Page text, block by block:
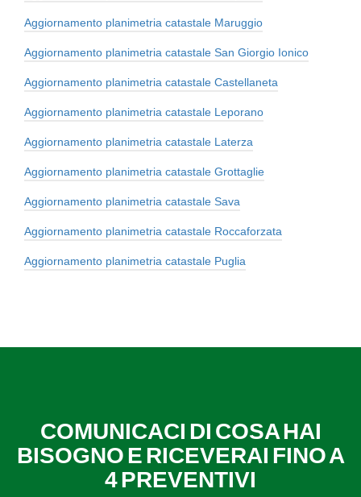
Aggiornamento planimetria catastale Maruggio
Aggiornamento planimetria catastale San Giorgio Ionico
Aggiornamento planimetria catastale Castellaneta
Aggiornamento planimetria catastale Leporano
Aggiornamento planimetria catastale Laterza
Aggiornamento planimetria catastale Grottaglie
Aggiornamento planimetria catastale Sava
Aggiornamento planimetria catastale Roccaforzata
Aggiornamento planimetria catastale Puglia
COMUNICACI DI COSA HAI
BISOGNO E RICEVERAI FINO A
4 PREVENTIVI